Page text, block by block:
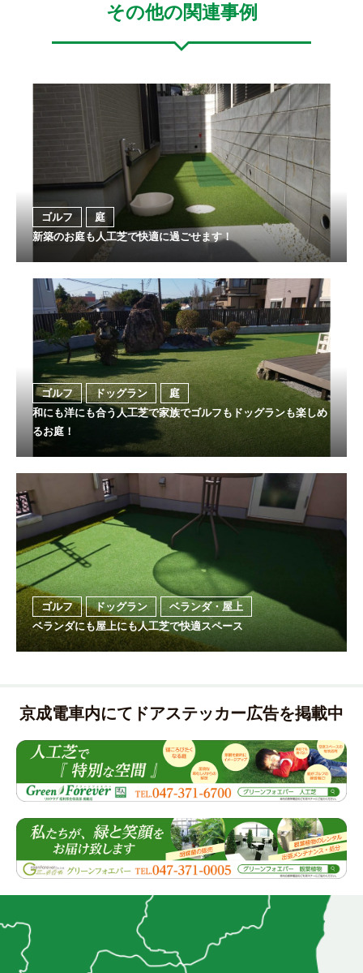
その他の関連事例
ゴルフ
庭
新築のお庭も人工芝で快適に過ごせます！
ゴルフ ドッグラン
庭
和にも洋にも合う人工芝で家族でゴルフもドッグランも楽しめ
るお庭！
ゴルフ ドッグラン
ベランダ・屋上
ベランダにも屋上にも人工芝で快適スペース
京成電車内にてドアステッカー広告を掲載中